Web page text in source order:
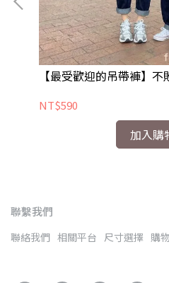
【最受歡迎的吊帶褲】
NT$590
加入購
聯繫我們
聯絡我們 相關平台 尺寸選擇 購